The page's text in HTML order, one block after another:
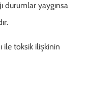
durumlar yaygınsa
ile toksik ilişkinin